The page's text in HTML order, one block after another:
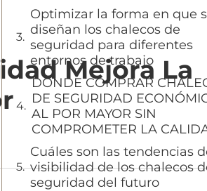
Mejora La
Optimizar la forma en que
diseñan los chalecos de
seguridad para diferentes
entornos de trabajo
DÓNDE COMPRAR
DE SEGURIDAD
AL POR MAYOR SIN
COMPROMETER LA
Cuáles son las tendencias
visibilidad de los chalecos
seguridad del futuro